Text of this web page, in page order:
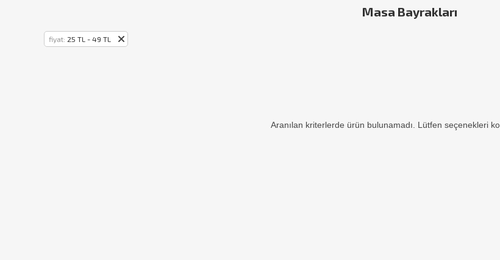
Masa Bayrakları
fiyat: 25 TL - 49 TL
Aranılan kriterlerde ürün bulunamadı. Lütfen seçenekleri